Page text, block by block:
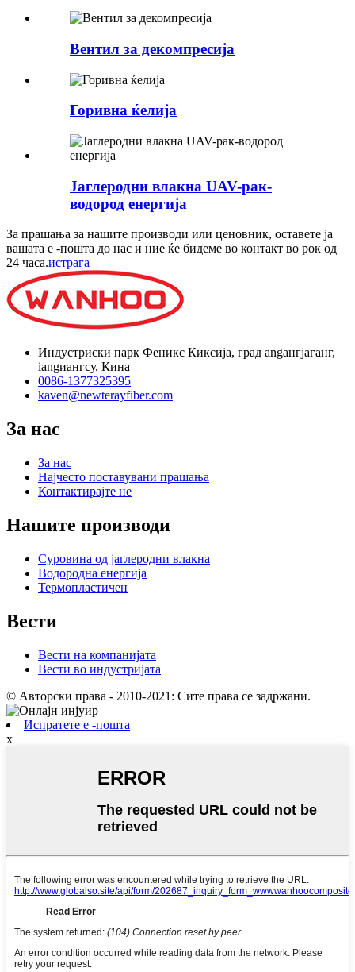
Вентил за декомпресија
Горивна ќелија
Јаглеродни влакна UAV-рак-
водород енергија
За прашања за нашите производи или ценовник, оставете ја
вашата е -пошта до нас и ние ќе бидеме во контакт во рок од
24 часа.истрага
Индустриски парк Феникс Киксија, град angангјаганг,
iangиангсу, Кина
0086-1377325395
kaven@newterayfiber.com
За нас
За нас
Најчесто поставувани прашања
Контактирајте не
Нашите производи
Суровина од јаглеродни влакна
Водородна енергија
Термопластичен
Вести
Вести на компанијата
Вести во индустријата
© Авторски права - 2010-2021: Сите права се задржани.
Испратете е -пошта
x